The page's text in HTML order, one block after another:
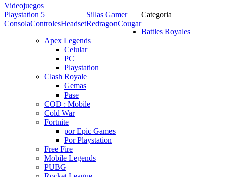
Videojuegos
Playstation 5
ConsolaControlesHeadset
Sillas Gamer
RedragonCougar
Categoria
Battles Royales
Apex Legends
Celular
PC
Playstation
Clash Royale
Gemas
Pase
COD : Mobile
Cold War
Fortnite
por Epic Games
Por Playstation
Free Fire
Mobile Legends
PUBG